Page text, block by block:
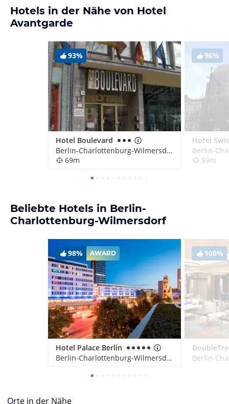
Hotels in der Nähe von Hotel
Avantgarde
93%
Hotel Boulevard
Berlin-Charlottenburg-Wilmersdorf, Deutschland
69m
96%
99m
Beliebte Hotels in Berlin-
Charlottenburg-Wilmersdorf
98% AWARD
Hotel Palace Berlin
Berlin-Charlottenburg-Wilmersdorf, Deutschland
100%
Orte in der Nähe